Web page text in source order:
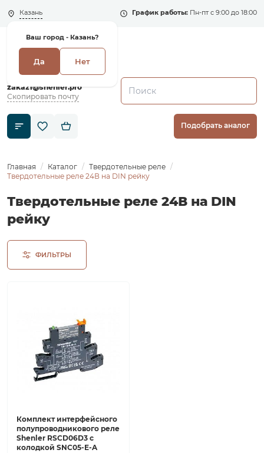
Казань
Ваш город - Казань?
Да Нет
График работы: Пн-пт с 9:00 до 18:00
+7 (495) 135-135-5
zakaz1@shenler.pro
Скопировать почту
Подобрать аналог
Главная Каталог
Твердотельные реле
Твердотельные реле 24В на DIN рейку
Твердотельные реле 24В на DIN
рейку
ФИЛЬТРЫ
Комплект интерфейсного
полупроводникового реле
Shenler RSCD06D3 с
колодкой SNC05-E-A